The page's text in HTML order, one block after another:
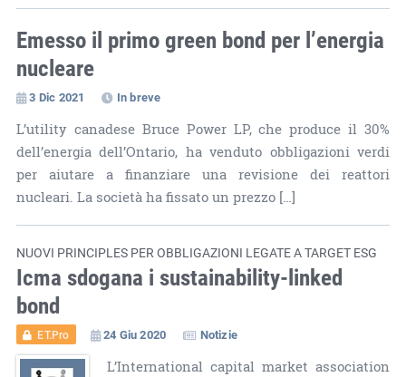
Emesso il primo green bond per l’energia
nucleare
3 Dic 2021 In breve
L’utility canadese Bruce Power LP, che produce il 30%
dell’energia dell’Ontario, ha venduto obbligazioni verdi
per aiutare a finanziare una revisione dei reattori
nucleari. La società ha fissato un prezzo […]
NUOVI PRINCIPLES PER OBBLIGAZIONI LEGATE A TARGET ESG
Icma sdogana i sustainability-linked
bond
ET.Pro 24 Giu 2020 Notizie
L’International capital market association